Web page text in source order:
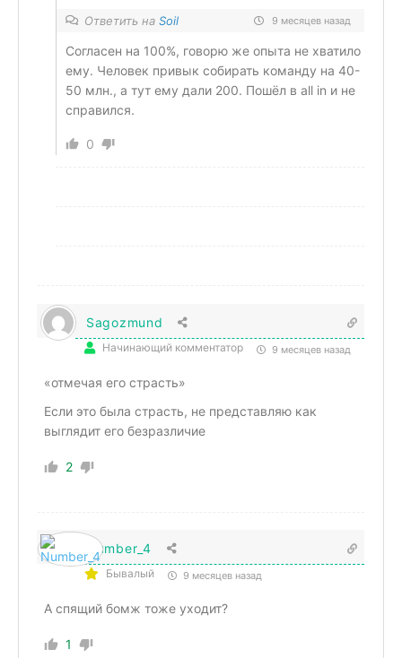
Ответить на Soil 9 месяцев назад
Согласен на 100%, говорю же опыта не хватило
ему. Человек привык собирать команду на 40-
50 млн., а тут ему дали 200. Пошёл в all in и не
справился.
0
Sagozmund
Начинающий комментатор 9 месяцев назад
«отмечая его страсть»
Если это была страсть, не представляю как
выглядит его безразличие
2
Number_4
Бывалый 9 месяцев назад
А спящий бомж тоже уходит?
1